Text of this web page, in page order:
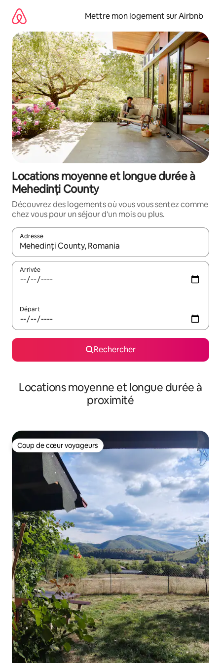
directement
contenu
Mettre mon logement sur Airbnb
Locations moyenne et longue durée à
Mehedinți County
Découvrez des logements où vous vous sentez comme
chez vous pour un séjour d'un mois ou plus.
Adresse
Lorsque les résultats s'affichent, utilisez les flèches vers le
Arrivée
Départ
Rechercher
Locations moyenne et longue durée à
proximité
Coup de cœur voyageurs
Coup de cœur voyageurs